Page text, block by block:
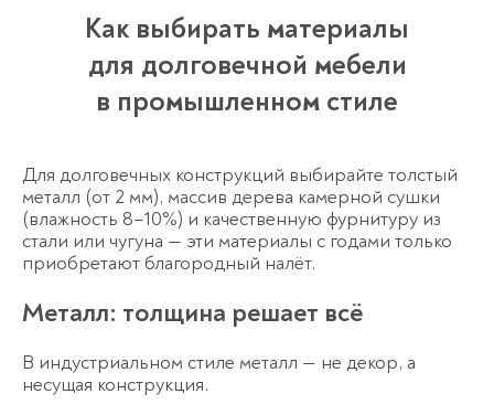
Как выбирать материалы
для долговечной мебели
в промышленном стиле
Для долговечных конструкций выбирайте толстый
металл (от 2 мм), массив дерева камерной сушки
(влажность 8–10%) и качественную фурнитуру из
стали или чугуна — эти материалы с годами только
приобретают благородный налёт.
Металл: толщина решает всё
В индустриальном стиле металл — не декор, а
несущая конструкция.